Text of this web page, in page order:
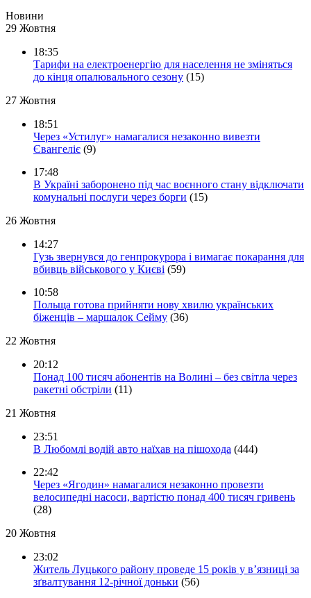
Новини
29 Жовтня
18:35
Тарифи на електроенергію для населення не зміняться
до кінця опалювального сезону (15)
27 Жовтня
18:51
Через «Устилуг» намагалися незаконно вивезти
Євангеліє (9)
17:48
В Україні заборонено під час воєнного стану відключати
комунальні послуги через борги (15)
26 Жовтня
14:27
Гузь звернувся до генпрокурора і вимагає покарання для
вбивць військового у Києві (59)
10:58
Польща готова прийняти нову хвилю українських
біженців – маршалок Сейму (36)
22 Жовтня
20:12
Понад 100 тисяч абонентів на Волині – без світла через
ракетні обстріли (11)
21 Жовтня
23:51
В Любомлі водій авто наїхав на пішохода (444)
22:42
Через «Ягодин» намагалися незаконно провезти
велосипедні насоси, вартістю понад 400 тисяч гривень
(28)
20 Жовтня
23:02
Житель Луцького району проведе 15 років у в’язниці за
зґвалтування 12-річної доньки (56)